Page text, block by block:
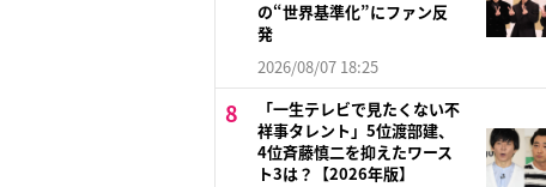
の“世界基準化”にファン反
発
2026/08/07 18:25
「一生テレビで見たくない不
祥事タレント」5位渡部建、
4位斉藤慎二を抑えたワース
ト3は？【2026年版】